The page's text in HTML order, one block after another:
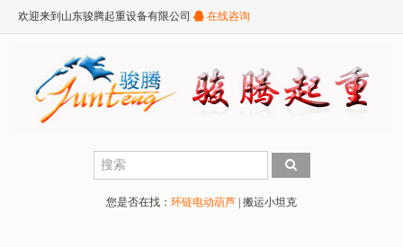
欢迎来到山东骏腾起重设备有限公司 在线咨询
您是否在找： 环链电动葫芦 搬运小坦克